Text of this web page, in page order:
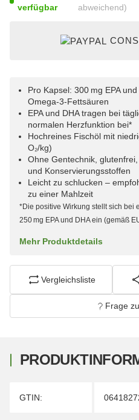
verfügbar
abweichend)
Pro Kapsel: 300 mg EPA
Omega-3-Fettsäuren
EPA und DHA tragen bei
normalen Herzfunktion bei*
Hochreines Fischöl mit
O₂/kg)
Ohne Gentechnik,
und Konservierungsstoffen
Leicht zu schlucken –
zu einer Mahlzeit
*Die positive Wirkung stellt sich bei
250 mg EPA und DHA ein (gemäß
Mehr Produktdetails
Vergleichsliste
Frage
Produkteigenschaft
Wert
GTIN: